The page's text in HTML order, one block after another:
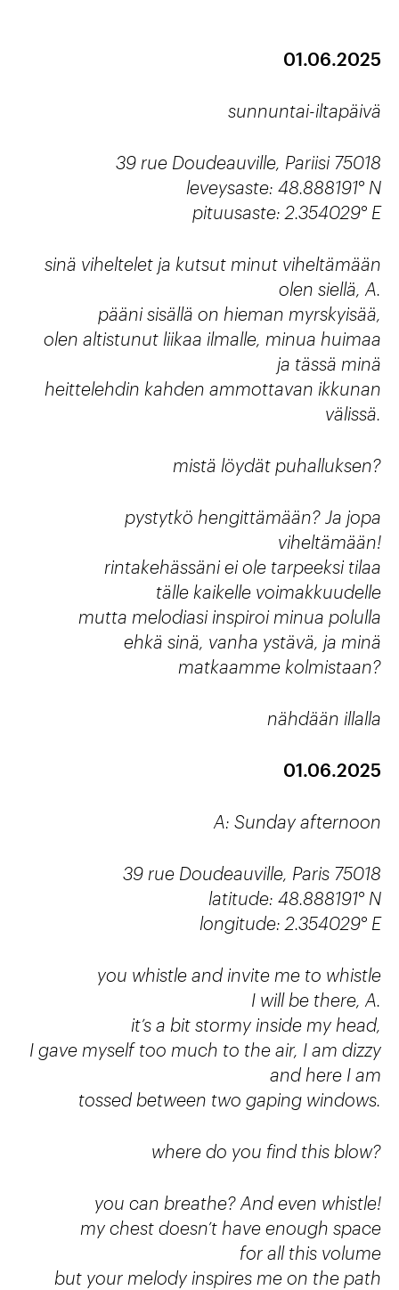
01.06.2025
sunnuntai-iltapäivä
39 rue Doudeauville, Pariisi 75018
leveysaste: 48.888191° N
pituusaste: 2.354029° E
sinä viheltelet ja kutsut minut viheltämään
olen siellä, A.
pääni sisällä on hieman myrskyisää,
olen altistunut liikaa ilmalle, minua huimaa
ja tässä minä
heittelehdin kahden ammottavan ikkunan
välissä.
mistä löydät puhalluksen?
pystytkö hengittämään? Ja jopa
viheltämään!
rintakehässäni ei ole tarpeeksi tilaa
tälle kaikelle voimakkuudelle
mutta melodiasi inspiroi minua polulla
ehkä sinä, vanha ystävä, ja minä
matkaamme kolmistaan?
nähdään illalla
01.06.2025
A: Sunday afternoon
39 rue Doudeauville, Paris 75018
latitude: 48.888191° N
longitude: 2.354029° E
you whistle and invite me to whistle
I will be there, A.
it’s a bit stormy inside my head,
I gave myself too much to the air, I am dizzy
and here I am
tossed between two gaping windows.
where do you find this blow?
you can breathe? And even whistle!
my chest doesn’t have enough space
for all this volume
but your melody inspires me on the path